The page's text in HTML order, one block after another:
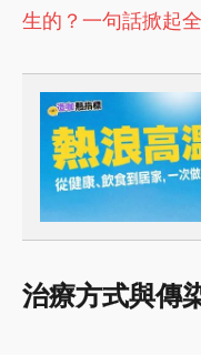
生的？一句話掀起
治療方式與傳